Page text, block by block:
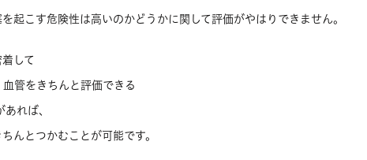
起こす危険性は高いのかどうかに関して評価がやはりできません。
して
管をきちんと評価できる
れば、
ちんとつかむことが可能です。